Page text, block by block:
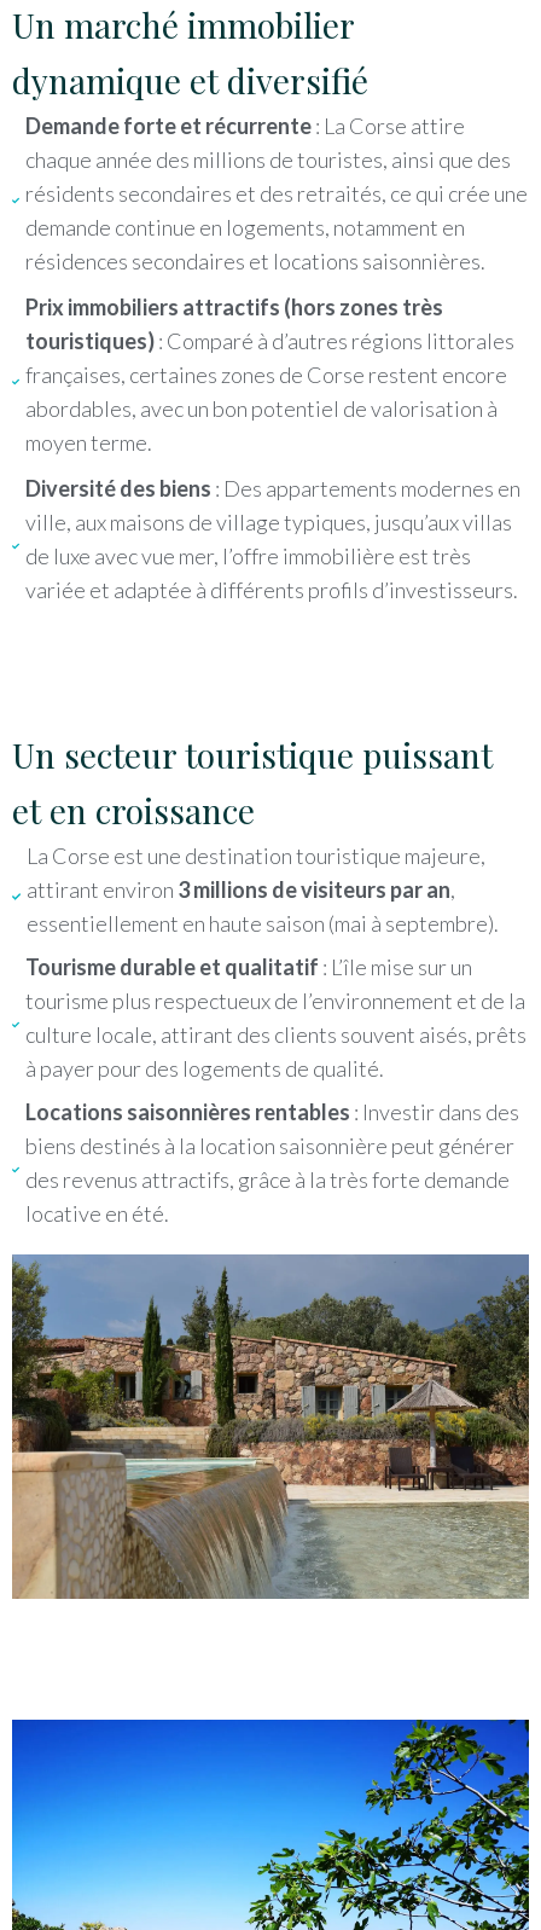
Un marché immobilier
dynamique et diversifié
Demande forte et récurrente: La Corse attire
chaque année des millions de touristes, ainsi que des
résidents secondaires et des retraités, ce qui crée une
demande continue en logements, notamment en
résidences secondaires et locations saisonnières.
Prix immobiliers attractifs (hors zones très
touristiques): Comparé à d’autres régions littorales
françaises, certaines zones de Corse restent encore
abordables, avec un bon potentiel de valorisation à
moyen terme.
Diversité des biens : Des appartements modernes en
ville, aux maisons de village typiques, jusqu’aux villas
de luxe avec vue mer, l’offre immobilière est très
variée et adaptée à différents profils d’investisseurs.
Un secteur touristique puissant
et en croissance
La Corse est une destination touristique majeure,
attirant environ 3 millions de visiteurs par an,
essentiellement en haute saison (mai à septembre).
Tourisme durable et qualitatif : L’île mise sur un
tourisme plus respectueux de l’environnement et de la
culture locale, attirant des clients souvent aisés, prêts
à payer pour des logements de qualité.
Locations saisonnières rentables : Investir dans des
biens destinés à la location saisonnière peut générer
des revenus attractifs, grâce à la très forte demande
locative en été.